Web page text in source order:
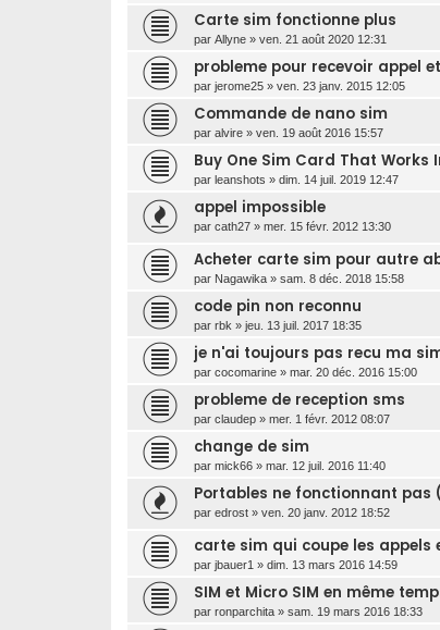
Carte sim fonctionne plus
par Allyne » ven. 21 août 2020 12:31
probleme pour recevoir appel
par jerome25 » ven. 23 janv. 2015 12:05
Commande de nano sim
par alvire » ven. 19 août 2016 15:57
Buy One Sim Card That
par leanshots » dim. 14 juil. 2019 12:47
appel impossible
par cath27 » mer. 15 févr. 2012 13:30
Acheter carte sim pour autre
par Nagawika » sam. 8 déc. 2018 15:58
code pin non reconnu
par rbk » jeu. 13 juil. 2017 18:35
je n'ai toujours pas recu ma
par cocomarine » mar. 20 déc. 2016 15:00
probleme de reception sms
par claudep » mer. 1 févr. 2012 08:07
change de sim
par mick66 » mar. 12 juil. 2016 11:40
Portables ne fonctionnant
par edrost » ven. 20 janv. 2012 18:52
carte sim qui coupe les
par jbauer1 » dim. 13 mars 2016 14:59
SIM et Micro SIM en même
par ronparchita » sam. 19 mars 2016 18:33